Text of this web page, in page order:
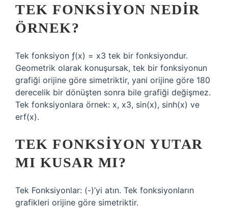
TEK FONKSIYON NEDIR
ÖRNEK?
Tek fonksiyon ƒ(x) = x3 tek bir fonksiyondur.
Geometrik olarak konuşursak, tek bir fonksiyonun
grafiği orijine göre simetriktir, yani orijine göre 180
derecelik bir dönüşten sonra bile grafiği değişmez.
Tek fonksiyonlara örnek: x, x3, sin(x), sinh(x) ve
erf(x).
TEK FONKSIYON YUTAR
MI KUSAR MI?
Tek Fonksiyonlar: (-)’yi atın. Tek fonksiyonların
grafikleri orijine göre simetriktir.